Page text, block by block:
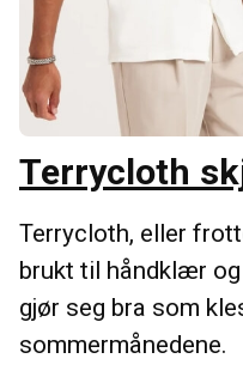
Terrycloth
Terrycloth, eller
brukt til håndklær
gjør seg bra som
sommermånedene.